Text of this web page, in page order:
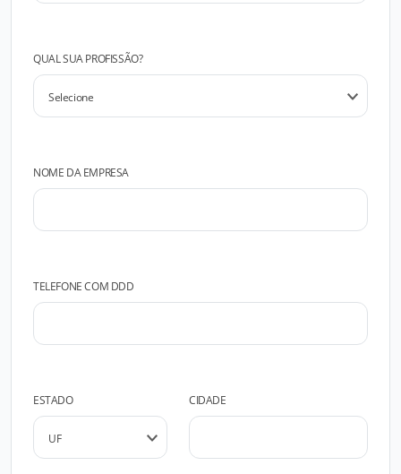
QUAL SUA PROFISSÃO?
NOME DA EMPRESA
TELEFONE COM DDD
ESTADO CIDADE